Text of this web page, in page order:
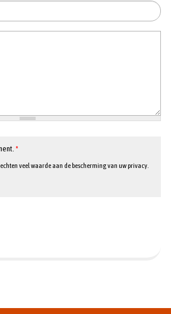
*
veel waarde aan de bescherming van uw privacy.